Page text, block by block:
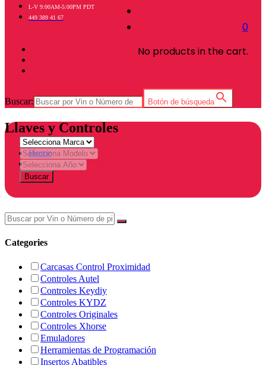
0
No products in the cart.
L-V 9:00AM-5:00PM PDT
449 389 41 67
Buscar: Botón de búsqueda
Llaves y Controles
Home
Products tagged “Mazda”
Buscar
Categories
Carcasas Control Proximidad
Controles Autel
Controles Keydiy
Controles KYDZ
Controles Originales
Controles Xhorse
Emuladores
Herramientas de Programación
Insertos Abatibles